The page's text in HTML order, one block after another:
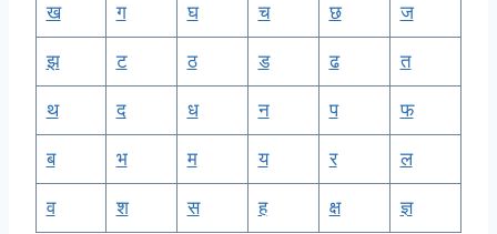
ख ग घ च छ ज
झ ट ठ ड ढ त
थ द ध न प फ
ब भ म य र ल
व श स ह क्ष ज्ञ